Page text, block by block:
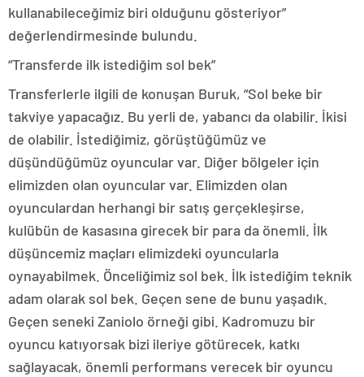
kullanabileceğimiz biri olduğunu gösteriyor”
değerlendirmesinde bulundu.
“Transferde ilk istediğim sol bek”
Transferlerle ilgili de konuşan Buruk, “Sol beke bir
takviye yapacağız. Bu yerli de, yabancı da olabilir. İkisi
de olabilir. İstediğimiz, görüştüğümüz ve
düşündüğümüz oyuncular var. Diğer bölgeler için
elimizden olan oyuncular var. Elimizden olan
oyunculardan herhangi bir satış gerçekleşirse,
kulübün de kasasına girecek bir para da önemli. İlk
düşüncemiz maçları elimizdeki oyuncularla
oynayabilmek. Önceliğimiz sol bek. İlk istediğim teknik
adam olarak sol bek. Geçen sene de bunu yaşadık.
Geçen seneki Zaniolo örneği gibi. Kadromuzu bir
oyuncu katıyorsak bizi ileriye götürecek, katkı
sağlayacak, önemli performans verecek bir oyuncu